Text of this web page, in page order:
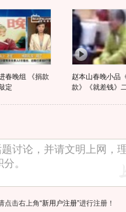
春晚组 《捐款
定
赵本山春晚小品
款》《就差钱》
点击右上角“新用户注册”进行注册！